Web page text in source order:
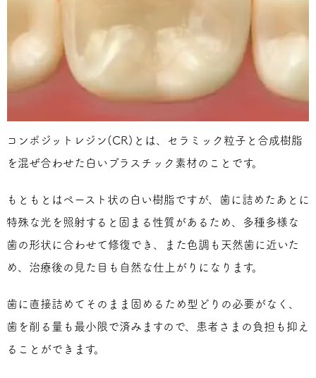
コンポジットレジン(CR)とは、セラミック粒子と合成樹脂
を混ぜ合わせた白いプラスチック素材のことです。
もともとはペースト状の白い樹脂ですが、歯に詰めたあとに
特殊な光を照射すると固まる性質があるため、多種多様な
歯の形状に合わせて修復でき、また色調も天然歯に近いた
め、治療後の見た目も自然な仕上がりになります。
歯に直接詰めてそのまま固めるため型どりの必要がなく、
歯を削る量も最小限で済みますので、患者さまの負担も抑え
ることができます。